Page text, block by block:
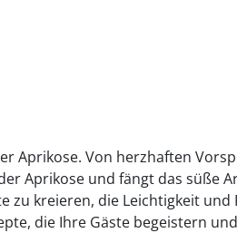
Aprikose. Von herzhaften
Aprikose und fängt das süße
kreieren, die Leichtigkeit
die Ihre Gäste begeistern